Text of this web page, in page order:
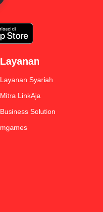
Layanan
Layanan Syariah
Mitra LinkAja
Business Solution
mgames